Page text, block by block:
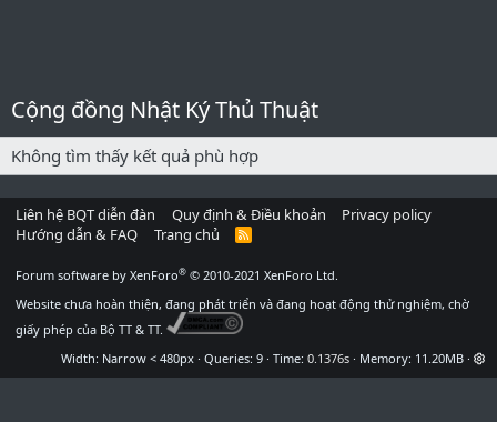
Cộng đồng Nhật Ký Thủ Thuật
Không tìm thấy kết quả phù hợp
Liên hệ BQT diễn đàn Quy định & Điều khoản
Privacy policy
Hướng dẫn & FAQ
Trang chủ
R
Forum software by XenForo® © 2010-2021 XenForo Ltd.
Website chưa hoàn thiện, đang phát triển và đang hoạt động thử nghiệm, chờ
giấy phép của Bộ TT & TT.
Width
Queries 9 Time 0.1376s Memory 11.20MB